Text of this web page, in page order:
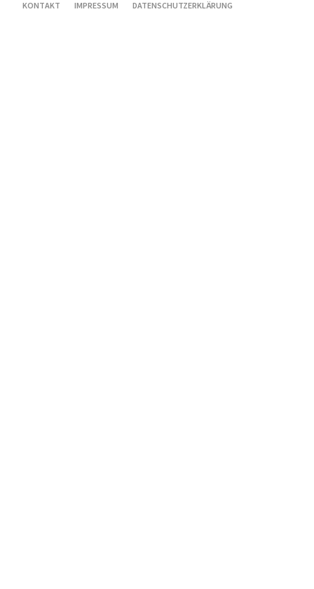
NAVIGATION
KONTAKT IMPRESSUM DATENSCHUTZERKLÄRUNG